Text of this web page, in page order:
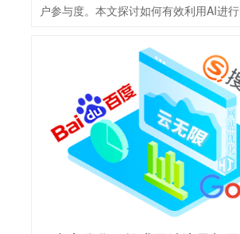
户参与度。本文探讨如何有效利用AI进行